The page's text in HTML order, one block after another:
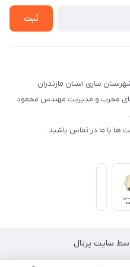
ثبت
ساری استان مازندران
متر با پرسنل های مجرب و مدیریت مهندس محمود
ها با ما در تماس باشید.
سایت پرتال